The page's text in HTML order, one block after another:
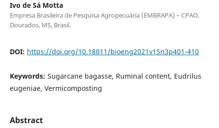
Ivo de Sá Motta
Empresa Brasileira de Pesquisa Agropecuária (EMBRAPA) – CPAO.
Dourados, MS, Brasil.
DOI: https://doi.org/10.18011/bioeng2021v15n3p401-410
Keywords: Sugarcane bagasse, Ruminal content, Eudrilus
eugeniae, Vermicomposting
Abstract